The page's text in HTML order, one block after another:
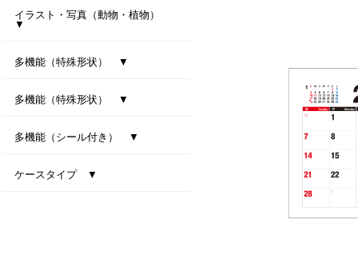
東海道五拾三次（週めくり）
卓上ｼﾞｬﾊﾟﾝｶﾗｰｲﾝﾃﾞｯｸｽ
イラスト・写真（動物・植物）
▼
ボタニカル 2027
ラブリーフレンズ（犬・猫）
カノン（花音）
多機能（特殊形状） ▼
オクルンダー・セブンカラーズ
ナチュラルメモルダー
卓上メモルダー
多機能（特殊形状） ▼
型抜き卓上カレンダー（干支）
MiniMini卓上カレンダー
多機能（シール付き） ▼
ケースタイプ ▼